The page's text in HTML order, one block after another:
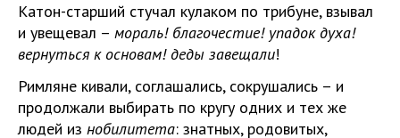
Катон-старший стучал кулаком по трибуне, взывал
и увещевал – мораль! благочестие! упадок духа!
вернуться к основам! деды завещали!
Римляне кивали, соглашались, сокрушались – и
продолжали выбирать по кругу одних и тех же
людей из нобилитета: знатных, родовитых,